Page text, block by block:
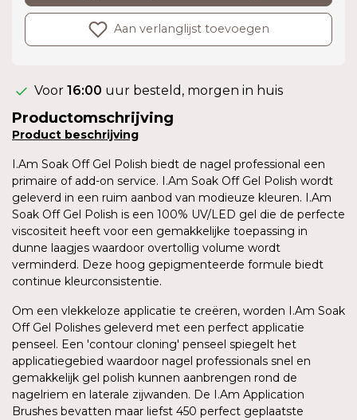
Aan verlanglijst toevoegen
Voor 16:00 uur besteld, morgen in huis
Productomschrijving
Product beschrijving
I.Am Soak Off Gel Polish biedt de nagel professional een
primaire of add-on service. I.Am Soak Off Gel Polish wordt
geleverd in een ruim aanbod van modieuze kleuren. I.Am
Soak Off Gel Polish is een 100% UV/LED gel die de perfecte
viscositeit heeft voor een gemakkelijke toepassing in
dunne laagjes waardoor overtollig volume wordt
verminderd. Deze hoog gepigmenteerde formule biedt
continue kleurconsistentie.
Om een vlekkeloze applicatie te creëren, worden I.Am Soak
Off Gel Polishes geleverd met een perfect applicatie
penseel. Een 'contour cloning' penseel spiegelt het
applicatiegebied waardoor nagel professionals snel en
gemakkelijk gel polish kunnen aanbrengen rond de
nagelriem en laterale zijwanden. De I.Am Application
Brushes bevatten maar liefst 450 perfect geplaatste